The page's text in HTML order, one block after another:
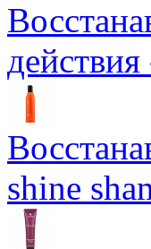
shine